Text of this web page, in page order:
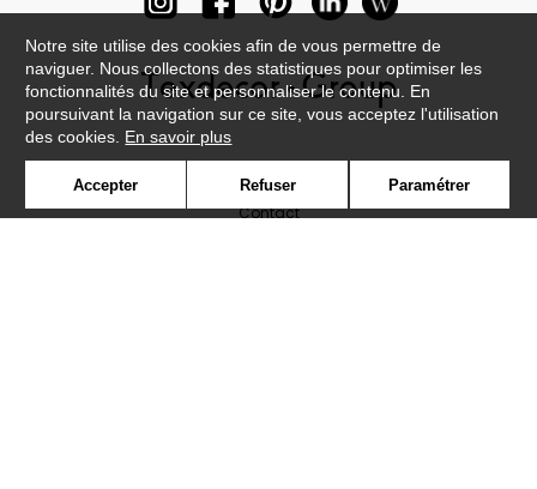
Contact
Notre site utilise des cookies afin de vous permettre de
naviguer. Nous collectons des statistiques pour optimiser les
fonctionnalités du site et personnaliser le contenu. En
poursuivant la navigation sur ce site, vous acceptez l'utilisation
des cookies. En savoir plus
Accepter Refuser Paramétrer